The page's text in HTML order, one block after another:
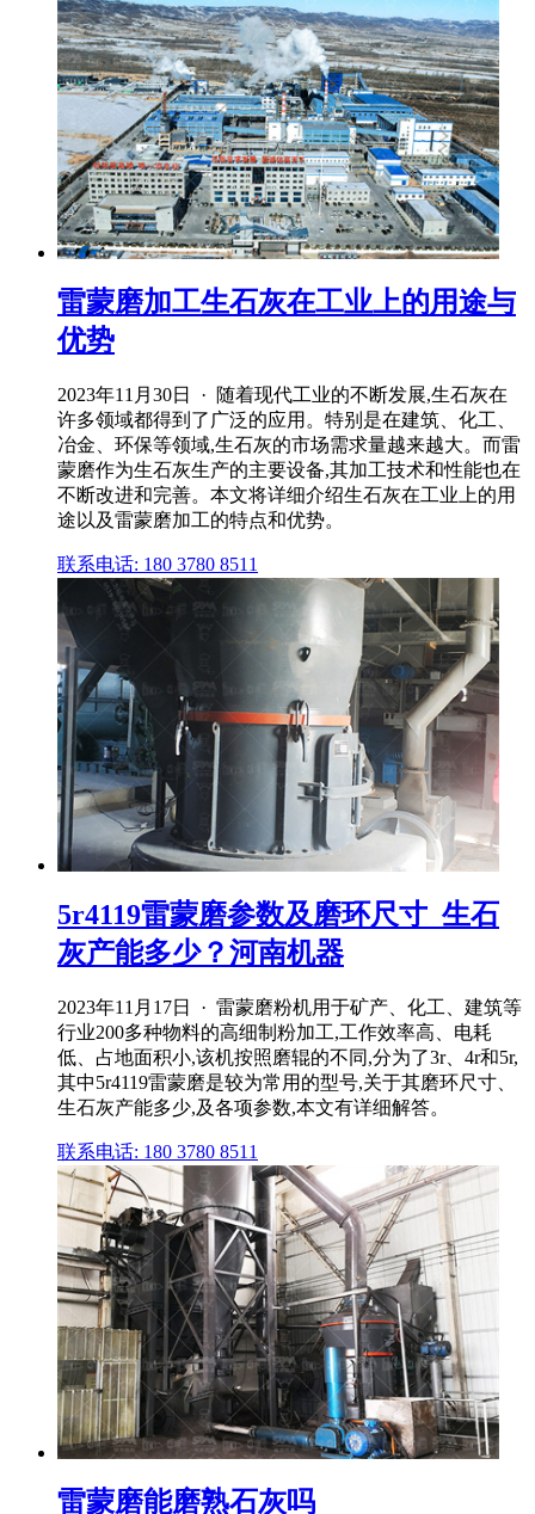
雷蒙磨加工生石灰在工业上的用途与
优势
2023年11月30日 · 随着现代工业的不断发展,生石灰在
许多领域都得到了广泛的应用。特别是在建筑、化工、
冶金、环保等领域,生石灰的市场需求量越来越大。而雷
蒙磨作为生石灰生产的主要设备,其加工技术和性能也在
不断改进和完善。本文将详细介绍生石灰在工业上的用
途以及雷蒙磨加工的特点和优势。
联系电话: 180 3780 8511
5r4119雷蒙磨参数及磨环尺寸_生石
灰产能多少？河南机器
2023年11月17日 · 雷蒙磨粉机用于矿产、化工、建筑等
行业200多种物料的高细制粉加工,工作效率高、电耗
低、占地面积小,该机按照磨辊的不同,分为了3r、4r和5r,
其中5r4119雷蒙磨是较为常用的型号,关于其磨环尺寸、
生石灰产能多少,及各项参数,本文有详细解答。
联系电话: 180 3780 8511
雷蒙磨能磨熟石灰吗